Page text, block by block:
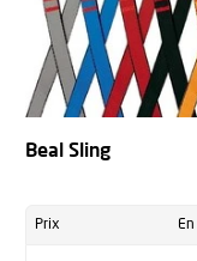
Article simple, remplit
Beal Sling
Prix